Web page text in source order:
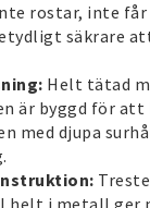
rostar, inte får
säkrare
Helt tätad
är byggd för att
med djupa
helt i metall ger